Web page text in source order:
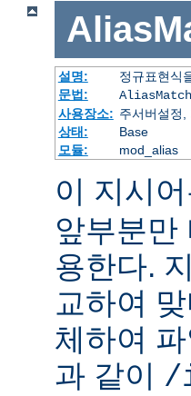
설명:
정규표현식
문법:
AliasMatch
사용장소: 주서버설정,
상태:
Base
모듈:
mod_alias
이 지시
앞부분만
용한다.
교하여
체하여
과 같이 /